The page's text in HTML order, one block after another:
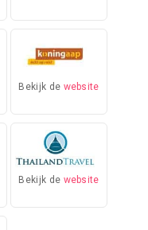
Bekijk de website
Bekijk de website